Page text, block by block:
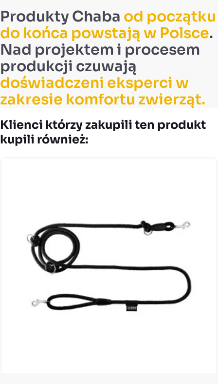
Produkty Chaba od początku
do końca powstają w Polsce.
Nad projektem i procesem
produkcji czuwają
doświadczeni eksperci w
zakresie komfortu zwierząt.
Klienci którzy zakupili ten produkt
kupili również: